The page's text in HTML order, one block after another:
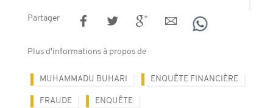
Partager
Plus d'informations à propos de
MUHAMMADU BUHARI ENQUÊTE FINANCIÈRE
FRAUDE ENQUÊTE